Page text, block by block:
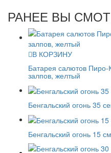
РАНЕЕ ВЫ
В КОРЗИНУ
Батарея салютов
залпов, желтый
Бенгальский огонь 35
Бенгальский огонь 15